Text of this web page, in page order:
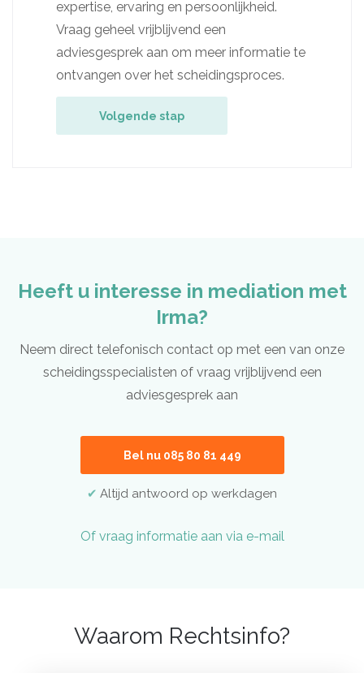
expertise, ervaring en persoonlijkheid.
Vraag geheel vrijblijvend een
adviesgesprek aan om meer informatie te
ontvangen over het scheidingsproces.
Volgende stap
Heeft u interesse in mediation met
Irma?
Neem direct telefonisch contact op met een van onze
scheidingsspecialisten of vraag vrijblijvend een
adviesgesprek aan
Bel nu 085 80 81 449
Altijd antwoord op werkdagen
Of vraag informatie aan via e-mail
Waarom Rechtsinfo?